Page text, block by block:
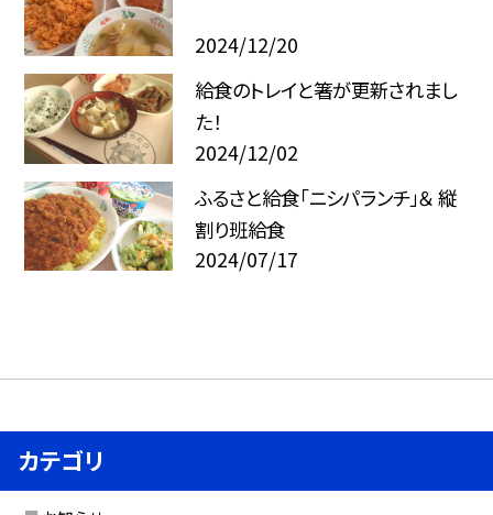
2024/12/20
給食のトレイと箸が更新されまし
た！
2024/12/02
ふるさと給食「ニシパランチ」＆ 縦
割り班給食
2024/07/17
カテゴリ